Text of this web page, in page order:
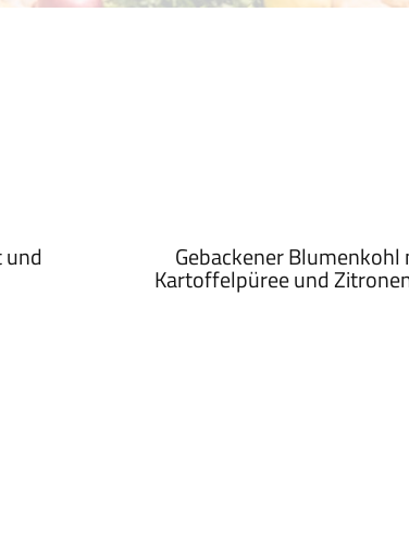
und Gebackener Blumenkohl
Kartoffelpüree und